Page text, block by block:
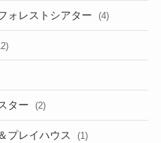
ォレストシアター (4)
ター (2)
プレイハウス (1)